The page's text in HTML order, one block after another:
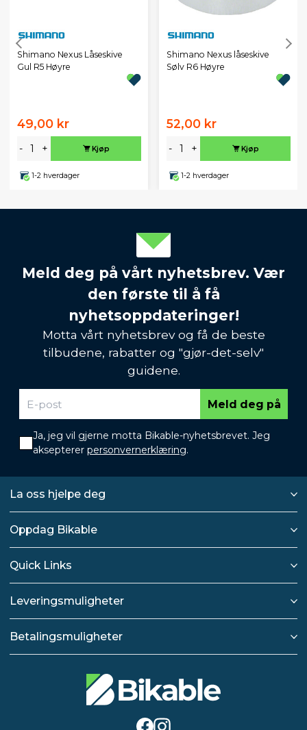
Shimano Nexus Låseskive
Gul R5 Høyre
49,00 kr
- + Kjøp
1-2 hverdager
Shimano Nexus låseskive
Sølv R6 Høyre
52,00 kr
- + Kjøp
1-2 hverdager
Meld deg på vårt nyhetsbrev. Vær
den første til å få
nyhetsoppdateringer!
Motta vårt nyhetsbrev og få de beste
tilbudene, rabatter og "gjør-det-selv"
guidene.
Meld deg på
Ja, jeg vil gjerne motta Bikable-nyhetsbrevet. Jeg
aksepterer personvernerklæring.
La oss hjelpe deg
Oppdag Bikable
Quick Links
Leveringsmuligheter
Betalingsmuligheter